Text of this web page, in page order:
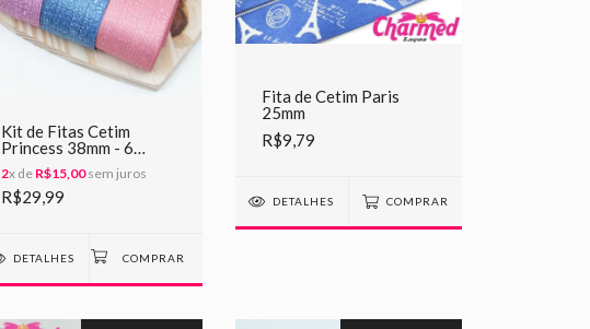
Kit de Fitas Cetim
Princess 38mm - 6
metros
2x de R$15,00sem juros
R$29,99
DETALHES
Fita de Cetim Paris
25mm
R$9,79
DETALHES COMPRAR